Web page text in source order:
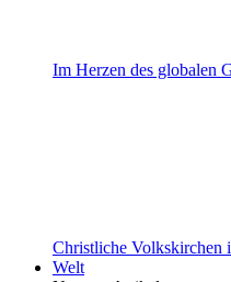
Im Herzen des globalen
Christliche
Welt